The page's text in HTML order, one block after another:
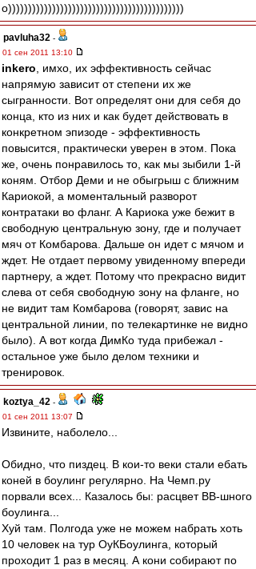
о))))))))))))))))))))))))))))))))))))))))))))
pavluha32 -
01 сен 2011 13:10
inkero , имхо, их эффективность сейчас
напрямую зависит от степени их же
сыгранности. Вот определят они для себя до
конца, кто из них и как будет действовать в
конкретном эпизоде - эффективность
повысится, практически уверен в этом. Пока
же, очень понравилось то, как мы зыбили 1-й
коням. Отбор Деми и не обыгрыш с ближним
Кариокой, а моментальный разворот
контратаки во фланг. А Кариока уже бежит в
свободную центральную зону, где и получает
мяч от Комбарова. Дальше он идет с мячом и
ждет. Не отдает первому увиденному впереди
партнеру, а ждет. Потому что прекрасно видит
слева от себя свободную зону на фланге, но
не видит там Комбарова (говорят, завис на
центральной линии, по телекартинке не видно
было). А вот когда ДимКо туда прибежал -
остальное уже было делом техники и
тренировок.
koztya_42 -
01 сен 2011 13:07
Извините, наболело...
Обидно, что пиздец. В кои-то веки стали ебать
коней в боулинг регулярно. На Чемп.ру
порвали всех... Казалось бы: расцвет ВВ-шного
боулинга...
Хуй там. Полгода уже не можем набрать хоть
10 человек на тур ОуКБоулинга, который
проходит 1 раз в месяц. А кони собирают по